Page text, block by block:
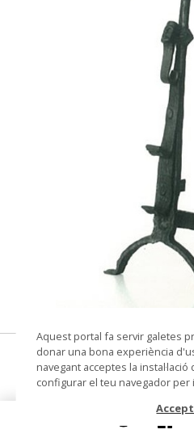
© Arxiu Fotogràfic del Consorci del
Sitges
Datació
Aquest portal fa servir galetes
donar una bona experiència
navegant acceptes la
configurar el teu navegador per